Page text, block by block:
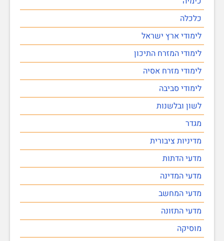
כלכלה
לימודי ארץ ישראל
לימודי המזרח התיכון
לימודי מזרח אסיה
לימודי סביבה
לשון ובלשנות
מגדר
מדיניות ציבורית
מדעי הדתות
מדעי המדינה
מדעי המחשב
מדעי התזונה
מוסיקה